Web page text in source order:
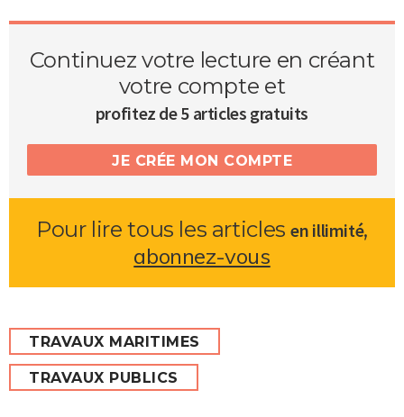
Continuez votre lecture en créant
votre compte et
profitez de 5 articles gratuits
JE CRÉE MON COMPTE
Pour lire tous les articlesen illimité,
abonnez-vous
TRAVAUX MARITIMES
TRAVAUX PUBLICS